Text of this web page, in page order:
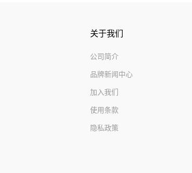
关于我们
公司简介
品牌新闻中心
加入我们
使用条款
隐私政策